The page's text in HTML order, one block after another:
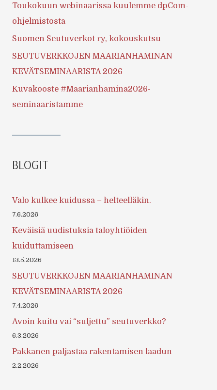
Toukokuun webinaarissa kuulemme dpCom-
ohjelmistosta
Suomen Seutuverkot ry, kokouskutsu
SEUTUVERKKOJEN MAARIANHAMINAN
KEVÄTSEMINAARISTA 2026
Kuvakooste #Maarianhamina2026-
seminaaristamme
BLOGIT
Valo kulkee kuidussa – helteelläkin.
7.6.2026
Keväisiä uudistuksia taloyhtiöiden
kuiduttamiseen
13.5.2026
SEUTUVERKKOJEN MAARIANHAMINAN
KEVÄTSEMINAARISTA 2026
7.4.2026
Avoin kuitu vai “suljettu” seutuverkko?
6.3.2026
Pakkanen paljastaa rakentamisen laadun
2.2.2026